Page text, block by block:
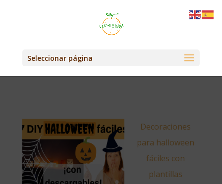
Seleccionar página
Decoraciones
para halloween
fáciles con
plantillas